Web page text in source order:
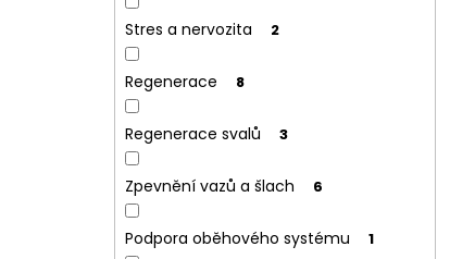
Stres a nervozita 2
Regenerace 8
Regenerace svalů 3
Zpevnění vazů a šlach 6
Podpora oběhového systému 1